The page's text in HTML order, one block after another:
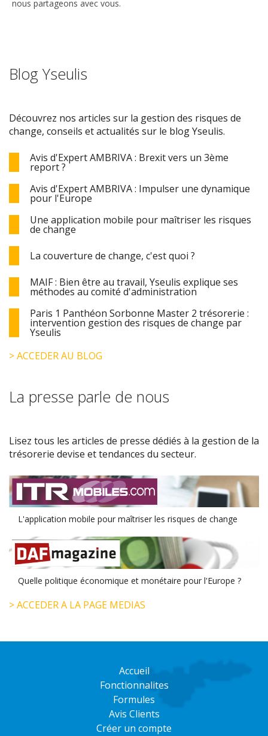
nous partageons avec vous.
Blog Yseulis
Découvrez nos articles sur la gestion des risques de
change, conseils et actualités sur le blog Yseulis.
Avis d'Expert AMBRIVA : Brexit vers un 3ème
report ?
Avis d'Expert AMBRIVA : Impulser une dynamique
pour l'Europe
Une application mobile pour maîtriser les risques
de change
La couverture de change, c'est quoi ?
MAIF : Bien être au travail, Yseulis explique ses
méthodes au comité d'administration
Paris 1 Panthéon Sorbonne Master 2 trésorerie :
intervention gestion des risques de change par
Yseulis
> ACCEDER AU BLOG
La presse parle de nous
Lisez tous les articles de presse dédiés à la gestion de la
trésorerie devise et tendances du secteur.
L'application mobile pour maîtriser les risques de change
Quelle politique économique et monétaire pour l'Europe ?
> ACCEDER A LA PAGE MEDIAS
Accueil
Fonctionnalites
Formules
Avis Clients
Créer un compte